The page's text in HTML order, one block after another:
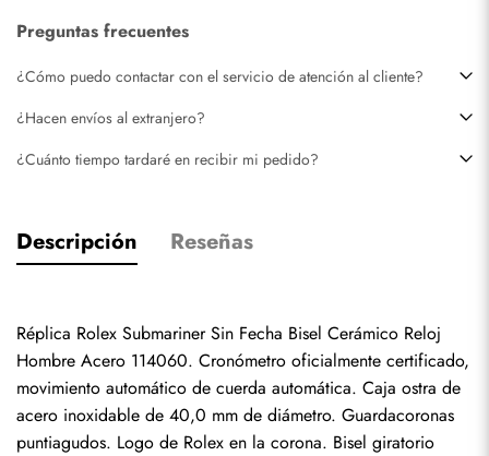
Preguntas frecuentes
¿Cómo puedo contactar con el servicio de atención al cliente?
¿Hacen envíos al extranjero?
¿Cuánto tiempo tardaré en recibir mi pedido?
Descripción Reseñas
Réplica Rolex Submariner Sin Fecha Bisel Cerámico Reloj
Hombre Acero 114060. Cronómetro oficialmente certificado,
movimiento automático de cuerda automática. Caja ostra de
acero inoxidable de 40,0 mm de diámetro. Guardacoronas
puntiagudos. Logo de Rolex en la corona. Bisel giratorio